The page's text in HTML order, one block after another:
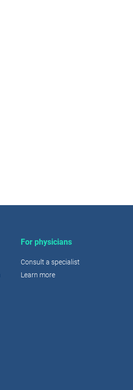
For physicians
Consult a specialist
Learn more